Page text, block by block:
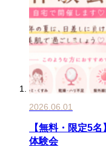
2026.06.01
【無料・限定5
体験会